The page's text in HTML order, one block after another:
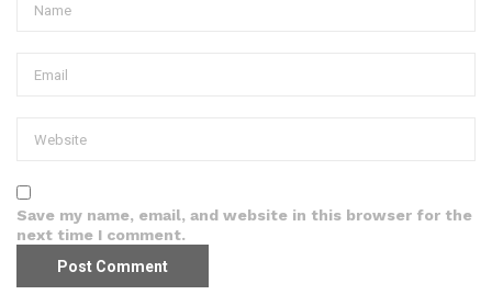
Save my name, email, and website in this browser for the
next time I comment.